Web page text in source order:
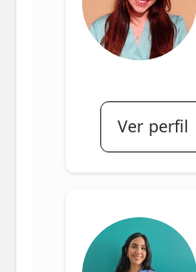
Ver perfil